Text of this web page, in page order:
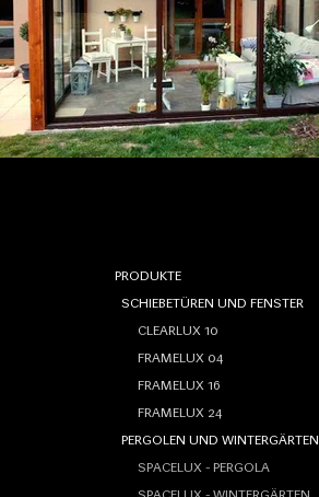
PRODUKTE
SCHIEBETÜREN UND FENSTER
CLEARLUX 10
FRAMELUX 04
FRAMELUX 16
FRAMELUX 24
PERGOLEN UND WINTERGÄRTEN
SPACELUX - PERGOLA